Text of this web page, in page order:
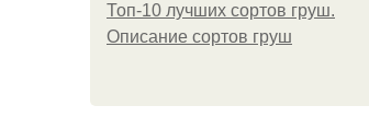
Топ-10 лучших сортов груш.
Описание сортов груш